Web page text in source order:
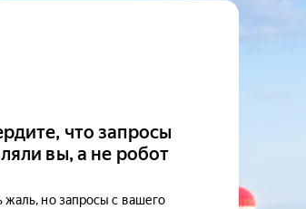
что запросы
вы, а не робот
жаль, но запросы с вашего